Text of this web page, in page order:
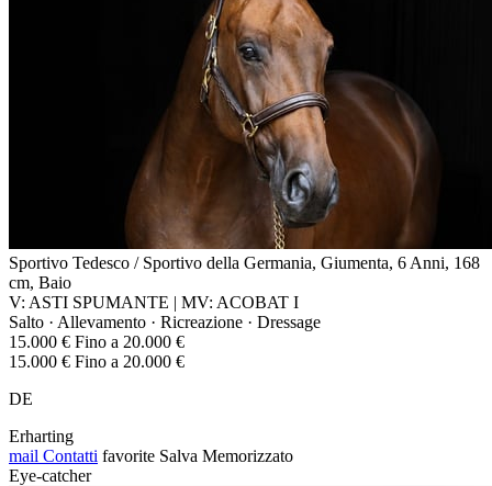
Sportivo Tedesco / Sportivo della Germania, Giumenta, 6 Anni, 168
cm, Baio
V: ASTI SPUMANTE | MV: ACOBAT I
Salto · Allevamento · Ricreazione · Dressage
15.000 € Fino a 20.000 €
15.000 € Fino a 20.000 €
DE
Erharting
mail Contatti favorite Salva Memorizzato
Eye-catcher